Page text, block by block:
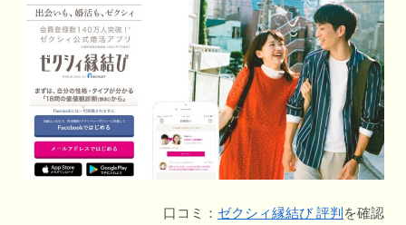
口コミ： ゼクシィ縁結び 評判 を確認